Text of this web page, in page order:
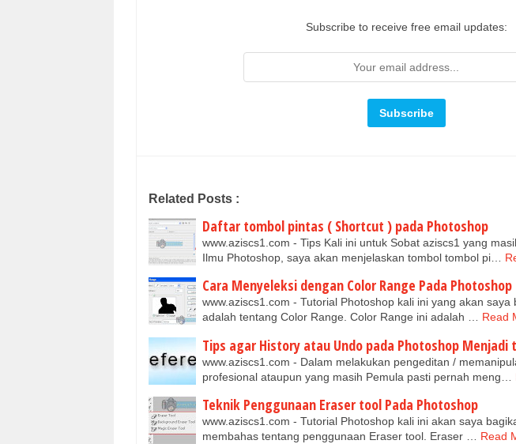
Subscribe to receive free email updates:
Related Posts :
Daftar tombol pintas ( Shortcut ) pada Photoshop
www.aziscs1.com - Tips Kali ini untuk Sobat aziscs1 yang
Ilmu Photoshop, saya akan menjelaskan tombol tombol pi…
Cara Menyeleksi dengan Color Range Pada Photoshop
www.aziscs1.com - Tutorial Photoshop kali ini yang akan saya
adalah tentang Color Range. Color Range ini adalah … Read
Tips agar History atau Undo pada Photoshop
www.aziscs1.com - Dalam melakukan pengeditan /
profesional ataupun yang masih Pemula pasti pernah meng…
Teknik Penggunaan Eraser tool Pada Photoshop
www.aziscs1.com - Tutorial Photoshop kali ini akan saya
membahas tentang penggunaan Eraser tool. Eraser … Read